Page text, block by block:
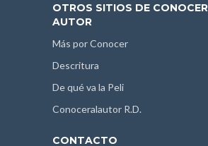
OTROS SITIOS DE
AUTOR
Más por Conocer
Descritura
De qué va la Peli
Conoceralautor R.D.
CONTACTO